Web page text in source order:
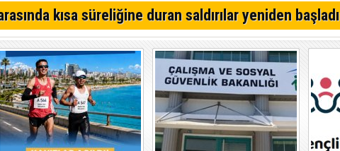
64. Geleneksel Mehmetçik Üzüm Festivali başladı
Özersay, DAÜ-SEN yetkilileriyle bir araya geldi
kısa süreliğine duran saldırılar yeniden başladı